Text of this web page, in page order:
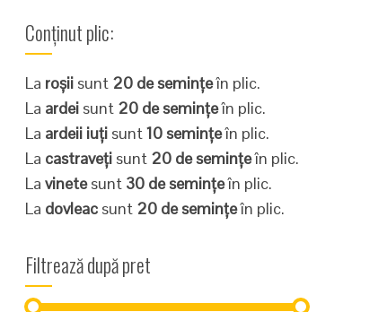
Conținut plic:
La roșii sunt 20 de semințeîn plic.
La ardei sunt 20 de semințeîn plic.
La ardeii iuți sunt10 semințeîn plic.
La castraveți sunt 20 de semințeîn plic.
Lavinetesunt 30 de semințeîn plic.
La dovleac sunt 20 de semințeîn plic.
Filtrează după pret